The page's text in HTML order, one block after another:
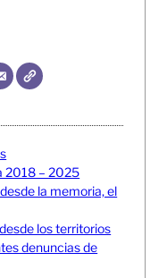
2018 – 2025
la memoria, el
los territorios
denuncias de